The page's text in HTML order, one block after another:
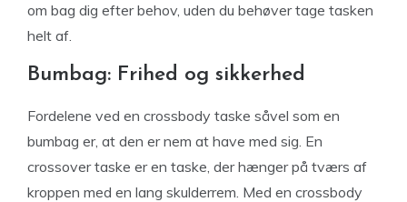
om bag dig efter behov, uden du behøver tage tasken
helt af.
Bumbag: Frihed og sikkerhed
Fordelene ved en crossbody taske såvel som en
bumbag er, at den er nem at have med sig. En
crossover taske er en taske, der hænger på tværs af
kroppen med en lang skulderrem. Med en crossbody